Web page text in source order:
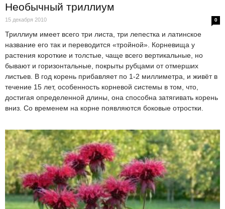
Необычный триллиум
15 декабря 2010 0
Триллиум имеет всего три листа, три лепестка и латинское
название его так и переводится «тройной». Корневища у
растения короткие и толстые, чаще всего вертикальные, но
бывают и горизонтальные, покрыты рубцами от отмерших
листьев. В год корень прибавляет по 1-2 миллиметра, и живёт в
течение 15 лет, особенность корневой системы в том, что,
достигая определенной длины, она способна затягивать корень
вниз. Со временем на корне появляются боковые отростки.